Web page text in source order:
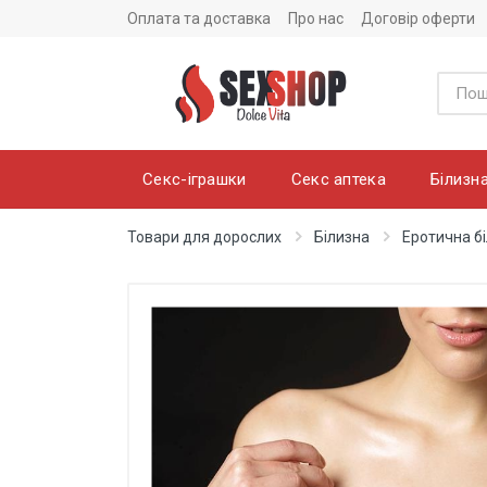
Оплата та доставка Про нас Договір оферти
Секс-іграшки Секс аптека
Товари для дорослих Білизна Еротична